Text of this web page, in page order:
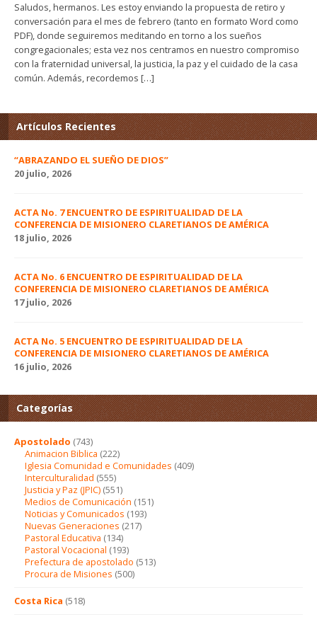
Saludos, hermanos. Les estoy enviando la propuesta de retiro y
conversación para el mes de febrero (tanto en formato Word como
PDF), donde seguiremos meditando en torno a los sueños
congregacionales; esta vez nos centramos en nuestro compromiso
con la fraternidad universal, la justicia, la paz y el cuidado de la casa
común. Además, recordemos […]
Artículos Recientes
“ABRAZANDO EL SUEÑO DE DIOS”
20 julio, 2026
ACTA No. 7 ENCUENTRO DE ESPIRITUALIDAD DE LA
CONFERENCIA DE MISIONERO CLARETIANOS DE AMÉRICA
18 julio, 2026
ACTA No. 6 ENCUENTRO DE ESPIRITUALIDAD DE LA
CONFERENCIA DE MISIONERO CLARETIANOS DE AMÉRICA
17 julio, 2026
ACTA No. 5 ENCUENTRO DE ESPIRITUALIDAD DE LA
CONFERENCIA DE MISIONERO CLARETIANOS DE AMÉRICA
16 julio, 2026
Categorías
Apostolado (743)
Animacion Biblica (222)
Iglesia Comunidad e Comunidades (409)
Interculturalidad (555)
Justicia y Paz (JPIC) (551)
Medios de Comunicación (151)
Noticias y Comunicados (193)
Nuevas Generaciones (217)
Pastoral Educativa (134)
Pastoral Vocacional (193)
Prefectura de apostolado (513)
Procura de Misiones (500)
Costa Rica (518)